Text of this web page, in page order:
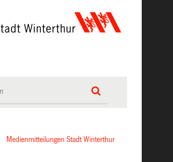
Medienmitteilungen Stadt Winterthur